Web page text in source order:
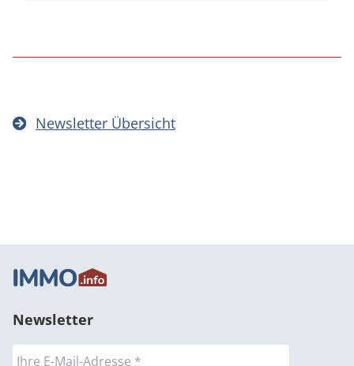
Newsletter Übersicht
Newsletter